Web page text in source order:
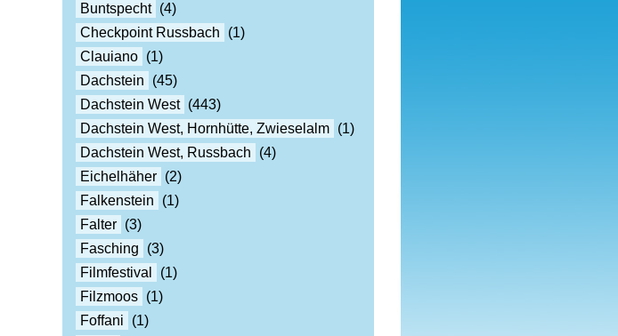
Buntspecht (4)
Checkpoint Russbach
(1)
Clauiano (1)
Dachstein
(45)
Dachstein West (443)
Dachstein West, Hornhütte, Zwieselalm (1)
Dachstein West, Russbach
(4)
Eichelhäher (2)
Falkenstein
(1)
Falter (3)
Fasching
(3)
Filmfestival
(1)
Filzmoos (1)
Foffani
(1)